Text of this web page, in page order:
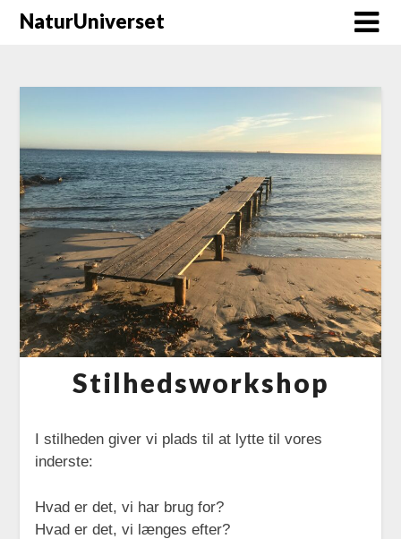
NaturUniverset
Stilhedsworkshop
I stilheden giver vi plads til at lytte til vores
inderste:
Hvad er det, vi har brug for?
Hvad er det, vi længes efter?